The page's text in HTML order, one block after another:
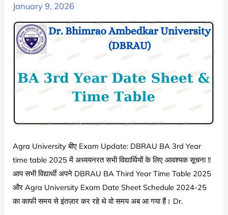
University
of
Allahabad
BA
Date
Sheet
2025
January 9, 2026
Agra University बीए Exam Update: DBRAU BA 3rd Year
time table 2025 में अध्ययनरत सभी विद्यार्थियों के लिए आवश्यक सूचना !!
आप सभी विद्यार्थी अपने DBRAU BA Third Year Time Table 2025
और Agra University Exam Date Sheet Schedule 2024-25
का काफी समय से इंतज़ार कर रहे थे वो समय अब आ गया हैं। Dr.